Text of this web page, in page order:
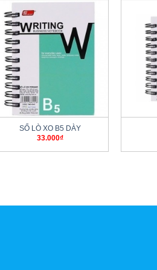
+
SỔ LÒ XO B5 DÀY
33.000₫